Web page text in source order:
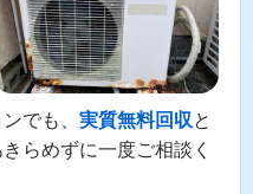
でも、 実質無料回収と
らめずに一度ご相談く